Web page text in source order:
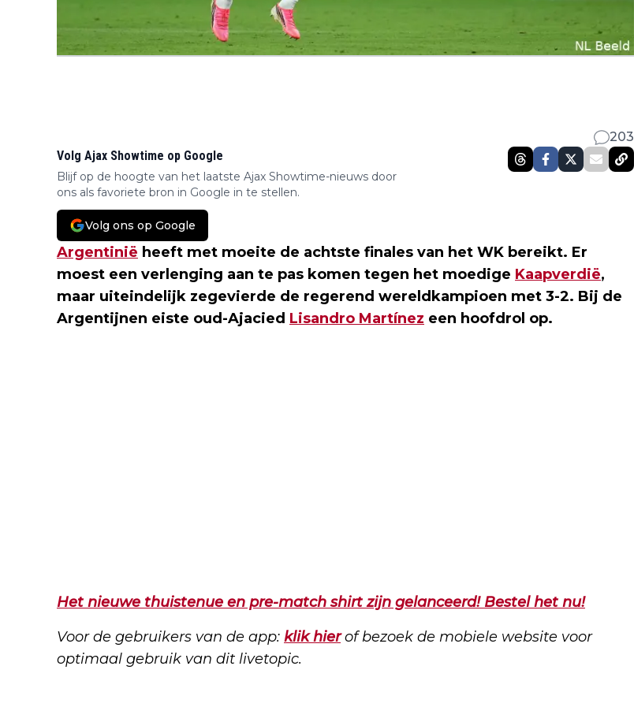
203
Volg Ajax Showtime op Google
Blijf op de hoogte van het laatste Ajax Showtime-nieuws door
ons als favoriete bron in Google in te stellen.
Volg ons op Google
Argentinië heeft met moeite de achtste finales van het WK bereikt. Er
moest een verlenging aan te pas komen tegen het moedige Kaapverdië,
maar uiteindelijk zegevierde de regerend wereldkampioen met 3-2. Bij de
Argentijnen eiste oud-Ajacied Lisandro Martínez een hoofdrol op.
Het nieuwe thuistenue en pre-match shirt zijn gelanceerd! Bestel het nu!
Voor de gebruikers van de app: klik hierof bezoek de mobiele website voor
optimaal gebruik van dit livetopic.